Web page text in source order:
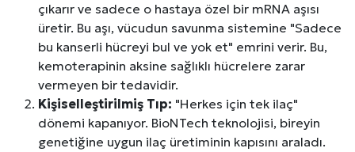
çıkarır ve sadece o hastaya özel bir mRNA aşısı
üretir. Bu aşı, vücudun savunma sistemine "Sadece
bu kanserli hücreyi bul ve yok et" emrini verir. Bu,
kemoterapinin aksine sağlıklı hücrelere zarar
vermeyen bir tedavidir.
Kişiselleştirilmiş Tıp: "Herkes için tek ilaç"
dönemi kapanıyor. BioNTech teknolojisi, bireyin
genetiğine uygun ilaç üretiminin kapısını araladı.